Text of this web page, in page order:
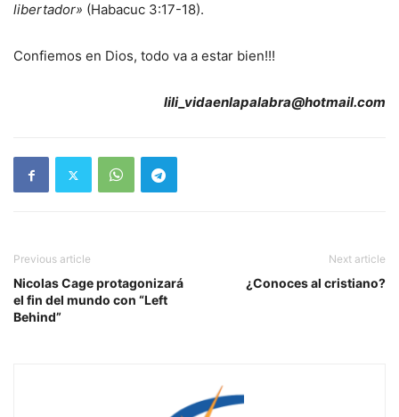
libertador» (Habacuc 3:17-18).
Confiemos en Dios, todo va a estar bien!!!
lili_vidaenlapalabra@hotmail.com
Previous article
Nicolas Cage protagonizará
el fin del mundo con “Left
Behind”
Next article
¿Conoces al cristiano?